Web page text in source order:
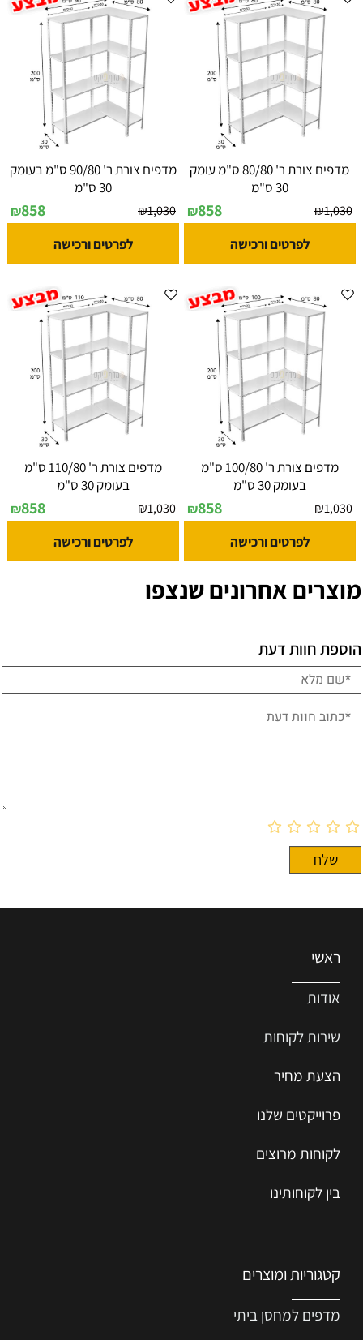
מדפים צורת ר' 80/80 ס"מ עומק
30 ס"מ
₪1,030
₪858
לפרטים ורכישה
מדפים צורת ר' 90/80 ס"מ בעומק
30 ס"מ
₪1,030
₪858
לפרטים ורכישה
מדפים צורת ר' 100/80 ס"מ
בעומק 30 ס"מ
₪1,030
₪858
לפרטים ורכישה
מדפים צורת ר' 110/80 ס"מ
בעומק 30 ס"מ
₪1,030
₪858
לפרטים ורכישה
מוצרים אחרונים שנצפו
הוספת חוות דעת
ראשי
אודות
שירות לקוחות
הצעת מחיר
פרוייקטים שלנו
לקוחות מרוצים
בין לקוחותינו
קטגוריות ומוצרים
מדפים למחסן ביתי